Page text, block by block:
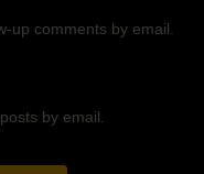
up comments by email.
by email.